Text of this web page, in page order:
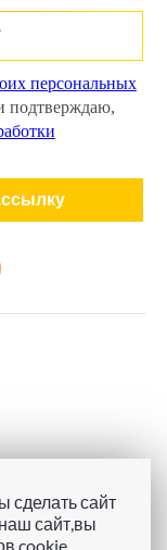
персональных
компания
данных
сделать сайт
сайт,вы
cookie